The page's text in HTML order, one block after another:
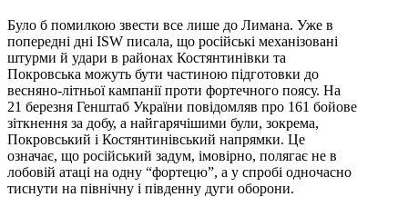
Було б помилкою звести все лише до Лимана. Уже в
попередні дні ISW писала, що російські механізовані
штурми й удари в районах Костянтинівки та
Покровська можуть бути частиною підготовки до
весняно-літньої кампанії проти фортечного поясу. На
21 березня Генштаб України повідомляв про 161 бойове
зіткнення за добу, а найгарячішими були, зокрема,
Покровський і Костянтинівський напрямки. Це
означає, що російський задум, імовірно, полягає не в
лобовій атаці на одну “фортецю”, а у спробі одночасно
тиснути на північну і південну дуги оборони.